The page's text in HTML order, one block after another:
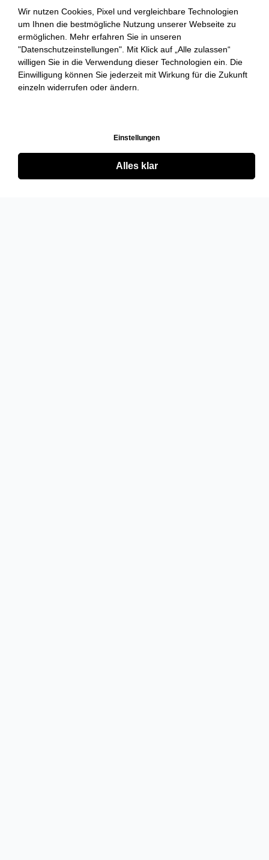
Wir nutzen Cookies, Pixel und vergleichbare Technologien
um Ihnen die bestmögliche Nutzung unserer Webseite zu
ermöglichen. Mehr erfahren Sie in unseren
"Datenschutzeinstellungen". Mit Klick auf „Alle zulassen“
willigen Sie in die Verwendung dieser Technologien ein. Die
Einwilligung können Sie jederzeit mit Wirkung für die Zukunft
einzeln widerrufen oder ändern.
Einstellungen
Alles klar